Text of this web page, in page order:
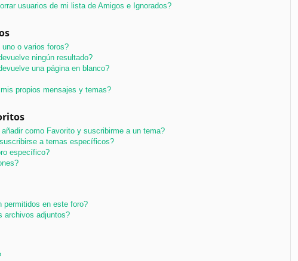
usuarios de mi lista de Amigos e Ignorados?
o varios foros?
ningún resultado?
una página en blanco?
propios mensajes y temas?
como Favorito y suscribirme a un tema?
a temas específicos?
específico?
permitidos en este foro?
archivos adjuntos?